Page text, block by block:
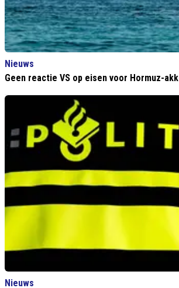
Nieuws
Geen reactie VS op eisen voor Hormuz-
Nieuws